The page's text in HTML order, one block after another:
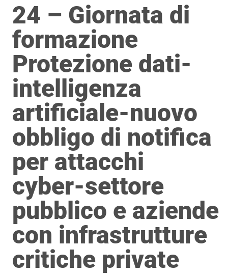
24 – Giornata di
formazione
Protezione dati-
intelligenza
artificiale-nuovo
obbligo di notifica
per attacchi
cyber-settore
pubblico e aziende
con infrastrutture
critiche private